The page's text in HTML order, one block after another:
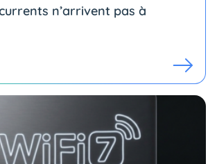
n’arrivent pas à